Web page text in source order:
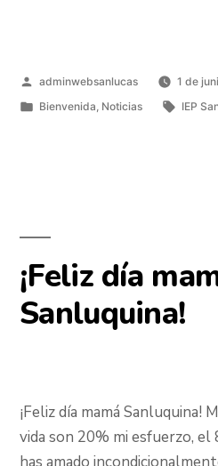
adminwebsanlucas
1 de
Bienvenida Noticias IEP
¡Feliz día
Sanluquina!
¡Feliz día mamá Sanluquina!
vida son 20% mi esfuerzo, el
has amado